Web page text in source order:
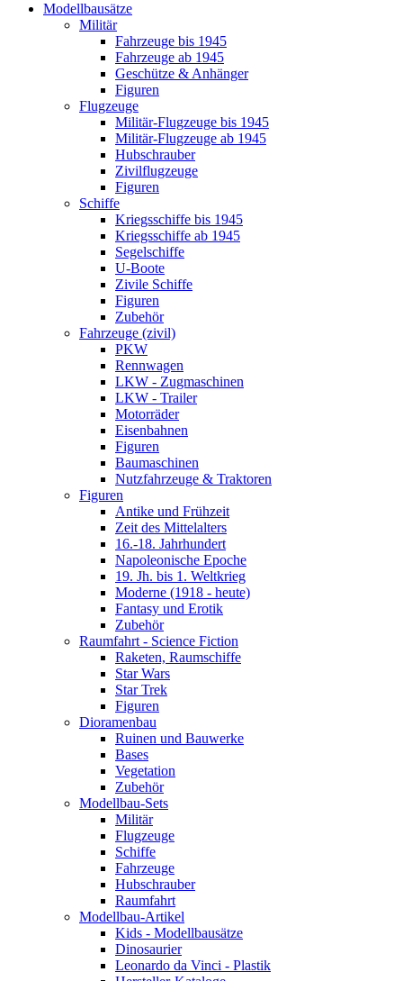
Modellbausätze
Militär
Fahrzeuge bis 1945
Fahrzeuge ab 1945
Geschütze & Anhänger
Figuren
Flugzeuge
Militär-Flugzeuge bis 1945
Militär-Flugzeuge ab 1945
Hubschrauber
Zivilflugzeuge
Figuren
Schiffe
Kriegsschiffe bis 1945
Kriegsschiffe ab 1945
Segelschiffe
U-Boote
Zivile Schiffe
Figuren
Zubehör
Fahrzeuge (zivil)
PKW
Rennwagen
LKW - Zugmaschinen
LKW - Trailer
Motorräder
Eisenbahnen
Figuren
Baumaschinen
Nutzfahrzeuge & Traktoren
Figuren
Antike und Frühzeit
Zeit des Mittelalters
16.-18. Jahrhundert
Napoleonische Epoche
19. Jh. bis 1. Weltkrieg
Moderne (1918 - heute)
Fantasy und Erotik
Zubehör
Raumfahrt - Science Fiction
Raketen, Raumschiffe
Star Wars
Star Trek
Figuren
Dioramenbau
Ruinen und Bauwerke
Bases
Vegetation
Zubehör
Modellbau-Sets
Militär
Flugzeuge
Schiffe
Fahrzeuge
Hubschrauber
Raumfahrt
Modellbau-Artikel
Kids - Modellbausätze
Dinosaurier
Leonardo da Vinci - Plastik